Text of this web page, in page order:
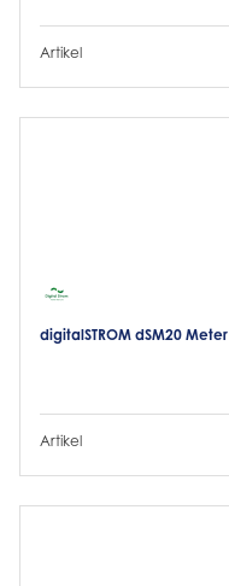
Artikel
digitalSTROM dSM20
Artikel